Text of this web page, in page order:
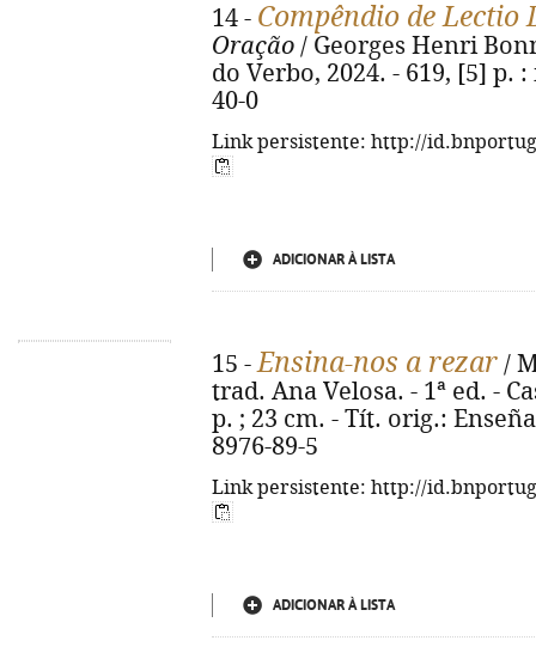
14 - Compêndio de Lectio
Oração / Georges Henri
do Verbo, 2024. - 619, [5] p.
40-0
Link persistente: http://
ADICIONAR À LISTA
15 -Ensina-nos a rezar /
trad. Ana Velosa. - 1ª ed. -
p. ; 23 cm. - Tít. orig.:
8976-89-5
Link persistente: http://
ADICIONAR À LISTA